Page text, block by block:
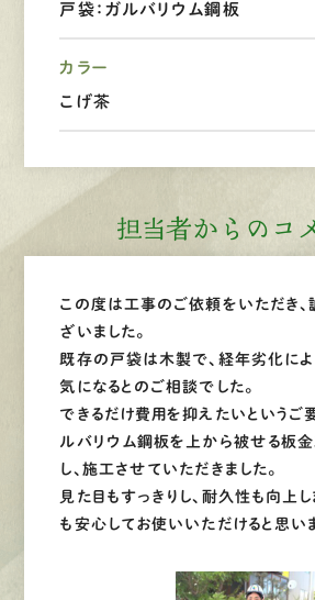
戸袋：ガルバリウム鋼板
カラー
こげ茶
担当者からのコ
この度は工事のご依頼をいただき、
ざいました。
既存の戸袋は木製で、経年劣化に
気になるとのご相談でした。
できるだけ費用を抑えたいというご
ルバリウム鋼板を上から被せる板
し、施工させていただきました。
見た目もすっきりし、耐久性も向上
も安心してお使いいただけると思い